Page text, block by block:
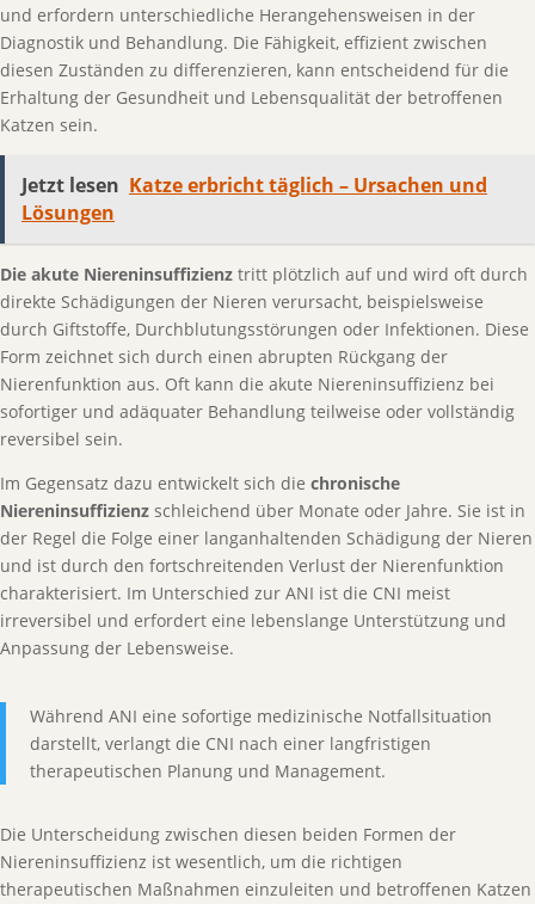
und erfordern unterschiedliche Herangehensweisen in der
Diagnostik und Behandlung. Die Fähigkeit, effizient zwischen
diesen Zuständen zu differenzieren, kann entscheidend für die
Erhaltung der Gesundheit und Lebensqualität der betroffenen
Katzen sein.
Jetzt lesen Katze erbricht täglich – Ursachen und
Lösungen
Die akute Niereninsuffizienz tritt plötzlich auf und wird oft durch
direkte Schädigungen der Nieren verursacht, beispielsweise
durch Giftstoffe, Durchblutungsstörungen oder Infektionen. Diese
Form zeichnet sich durch einen abrupten Rückgang der
Nierenfunktion aus. Oft kann die akute Niereninsuffizienz bei
sofortiger und adäquater Behandlung teilweise oder vollständig
reversibel sein.
Im Gegensatz dazu entwickelt sich die chronische
Niereninsuffizienz schleichend über Monate oder Jahre. Sie ist in
der Regel die Folge einer langanhaltenden Schädigung der Nieren
und ist durch den fortschreitenden Verlust der Nierenfunktion
charakterisiert. Im Unterschied zur ANI ist die CNI meist
irreversibel und erfordert eine lebenslange Unterstützung und
Anpassung der Lebensweise.
Während ANI eine sofortige medizinische Notfallsituation
darstellt, verlangt die CNI nach einer langfristigen
therapeutischen Planung und Management.
Die Unterscheidung zwischen diesen beiden Formen der
Niereninsuffizienz ist wesentlich, um die richtigen
therapeutischen Maßnahmen einzuleiten und betroffenen Katzen